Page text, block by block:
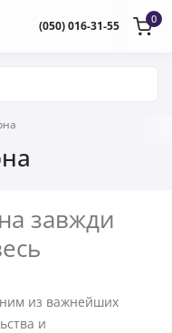
(050) 016-31-55 0
завжди
из важнейших
и